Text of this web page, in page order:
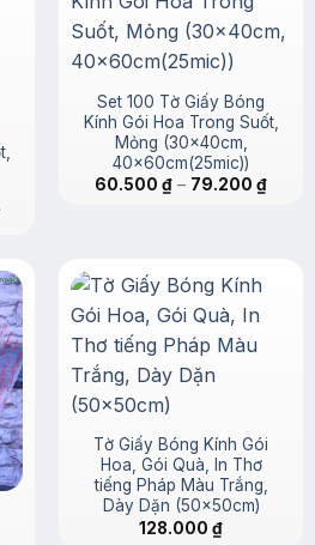
₫
Set 100 Tờ Giấy Bóng
Kính Gói Hoa Trong Suốt,
Mỏng (30x40cm,
40x60cm(25mic))
60.500 ₫ – 79.200 ₫
Tờ Giấy Bóng Kính Gói
Hoa, Gói Quà, In Thơ
tiếng Pháp Màu Trắng,
Dày Dặn (50x50cm)
128.000 ₫